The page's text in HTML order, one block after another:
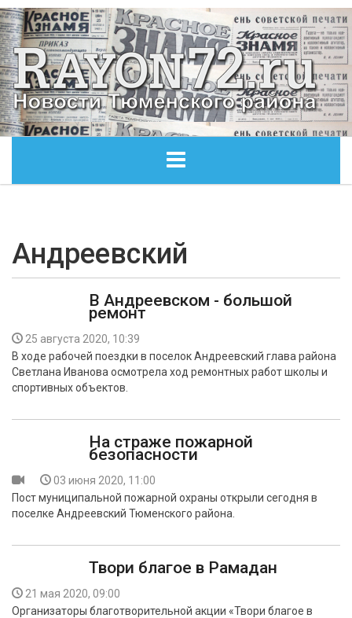
ОБЩЕСТВО
ЭКОНОМИКА
БЕЗОПАСНОСТЬ
Андреевский
В Андреевском - большой
ремонт
25 августа 2020, 10:39
В ходе рабочей поездки в поселок Андреевский глава района
Светлана Иванова осмотрела ход ремонтных работ школы и
спортивных объектов.
На страже пожарной
безопасности
03 июня 2020, 11:00
Пост муниципальной пожарной охраны открыли сегодня в
поселке Андреевский Тюменского района.
Твори благое в Рамадан
21 мая 2020, 09:00
Организаторы благотворительной акции «Твори благое в